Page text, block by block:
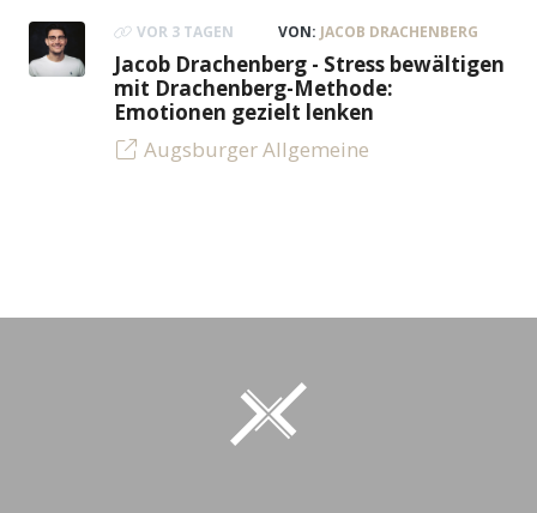
VOR 3 TAGEN VON: JACOB DRACHENBERG
Jacob Drachenberg - Stress bewältigen
mit Drachenberg-Methode:
Emotionen gezielt lenken
Augsburger Allgemeine